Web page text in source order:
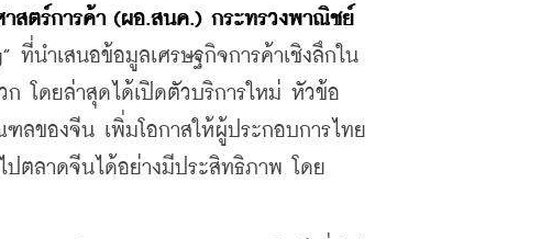
ที่นำเสนอข้อมูลเศรษฐกิจการค้าเชิงลึกใน
ก โดยล่าสุดได้เปิดตัวบริการใหม่ หัวข้อ
ลของจีน เพิ่มโอกาสให้ผู้ประกอบการไทย
ปตลาดจีนได้อย่างมีประสิทธิภาพ โดย